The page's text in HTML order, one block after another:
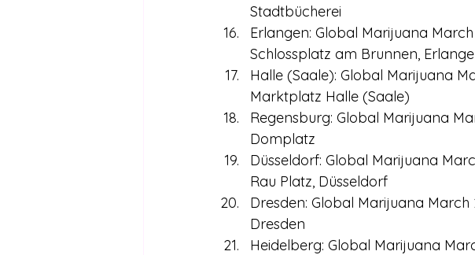
Stadtbücherei
Erlangen: Global Marijuana March
Schlossplatz am Brunnen,
Halle (Saale): Global Marijuana
Marktplatz Halle (Saale)
Regensburg: Global Marijuana
Domplatz
Düsseldorf: Global Marijuana
Rau Platz, Düsseldorf
Dresden: Global Marijuana March
Dresden
Heidelberg: Global Marijuana